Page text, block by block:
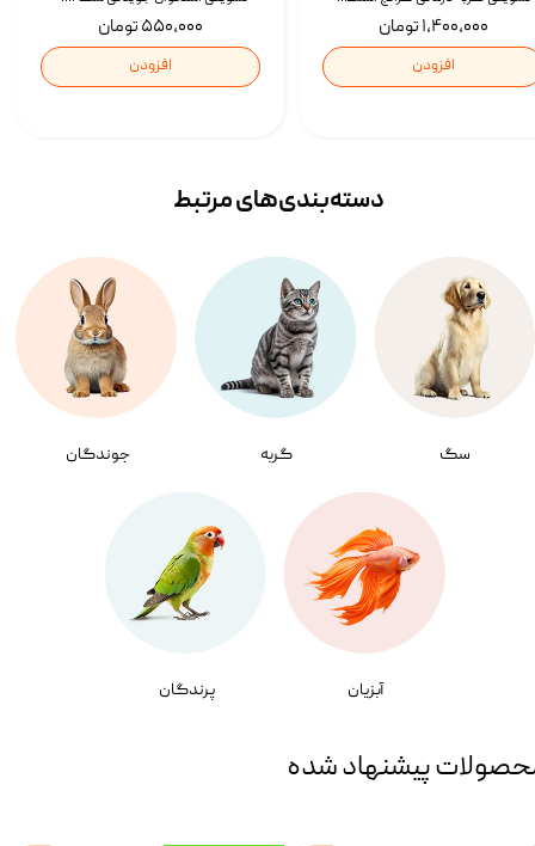
۵۵۰,۰۰۰ تومان
افزودن
۱,۴۰۰,۰۰۰ تومان
افزودن
سگ گربه جوندگان
آبزیان پرندگان
دسته‌بندی‌‌های مرتبط
پیشنهاد شده